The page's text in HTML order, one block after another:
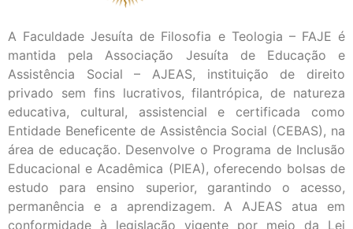
A Faculdade Jesuíta de Filosofia e Teologia – FAJE é
mantida pela Associação Jesuíta de Educação e
Assistência Social – AJEAS, instituição de direito
privado sem fins lucrativos, filantrópica, de natureza
educativa, cultural, assistencial e certificada como
Entidade Beneficente de Assistência Social (CEBAS), na
área de educação. Desenvolve o Programa de Inclusão
Educacional e Acadêmica (PIEA), oferecendo bolsas de
estudo para ensino superior, garantindo o acesso,
permanência e a aprendizagem. A AJEAS atua em
conformidade à legislação vigente por meio da Lei